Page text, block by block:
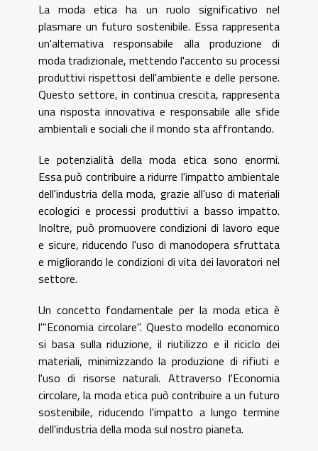
La moda etica ha un ruolo significativo nel
plasmare un futuro sostenibile. Essa rappresenta
un'alternativa responsabile alla produzione di
moda tradizionale, mettendo l'accento su processi
produttivi rispettosi dell'ambiente e delle persone.
Questo settore, in continua crescita, rappresenta
una risposta innovativa e responsabile alle sfide
ambientali e sociali che il mondo sta affrontando.
Le potenzialità della moda etica sono enormi.
Essa può contribuire a ridurre l'impatto ambientale
dell'industria della moda, grazie all'uso di materiali
ecologici e processi produttivi a basso impatto.
Inoltre, può promuovere condizioni di lavoro eque
e sicure, riducendo l'uso di manodopera sfruttata
e migliorando le condizioni di vita dei lavoratori nel
settore.
Un concetto fondamentale per la moda etica è
l'"Economia circolare". Questo modello economico
si basa sulla riduzione, il riutilizzo e il riciclo dei
materiali, minimizzando la produzione di rifiuti e
l'uso di risorse naturali. Attraverso l'Economia
circolare, la moda etica può contribuire a un futuro
sostenibile, riducendo l'impatto a lungo termine
dell'industria della moda sul nostro pianeta.